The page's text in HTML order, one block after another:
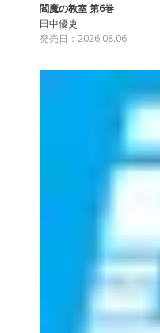
閻魔の教室 第6巻
田中優吏
発売日：2026.08.06